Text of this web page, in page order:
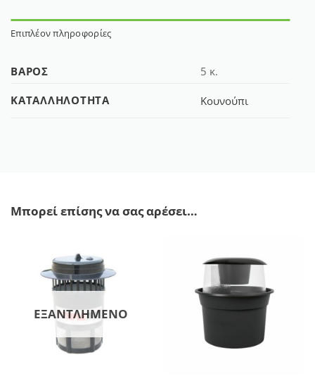
Επιπλέον πληροφορίες
ΒΆΡΟΣ 5 κ.
ΚΑΤΑΛΛΗΛΌΤΗΤΑ Κουνούπι
Μπορεί επίσης να σας αρέσει…
ΕΞΑΝΤΛΗΜΈΝΟ